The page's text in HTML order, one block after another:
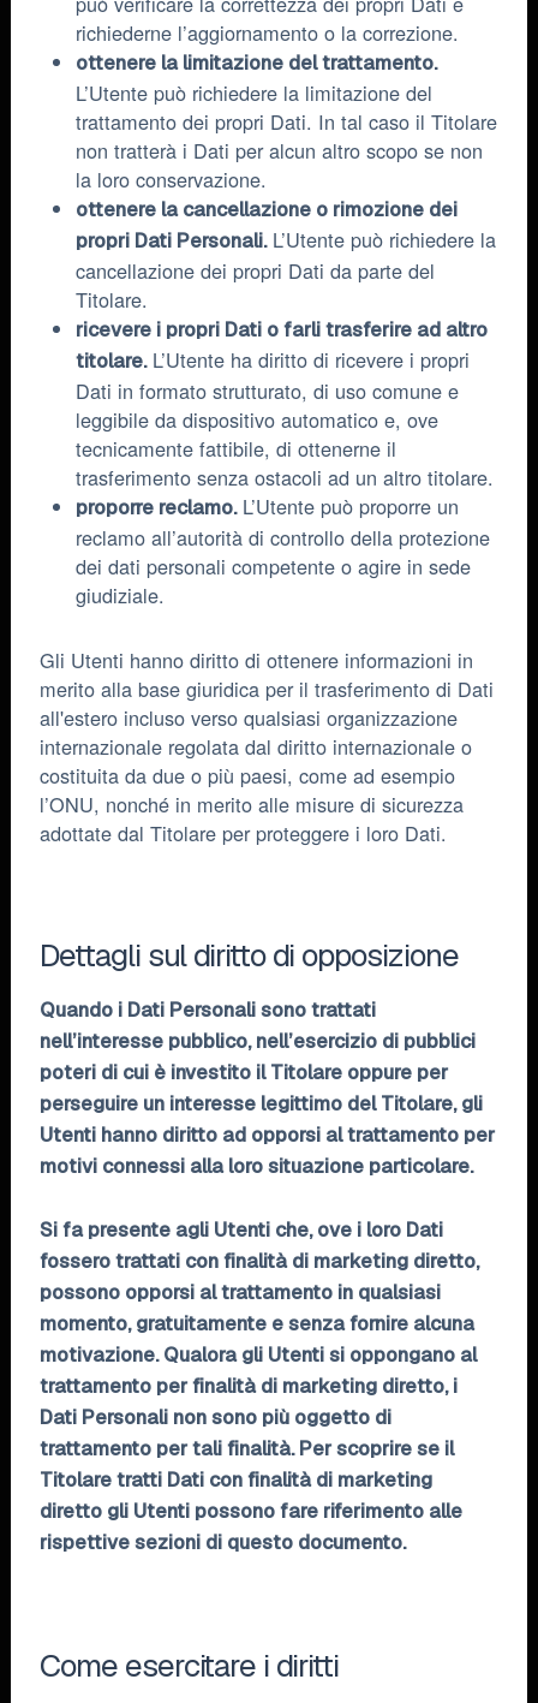
richiederne l’aggiornamento o la correzione.
ottenere la limitazione del trattamento.
L’Utente può richiedere la limitazione del
trattamento dei propri Dati. In tal caso il Titolare
non tratterà i Dati per alcun altro scopo se non
la loro conservazione.
ottenere la cancellazione o rimozione dei
propri Dati Personali.L’Utente può richiedere la
cancellazione dei propri Dati da parte del
Titolare.
ricevere i propri Dati o farli trasferire ad altro
titolare.L’Utente ha diritto di ricevere i propri
Dati in formato strutturato, di uso comune e
leggibile da dispositivo automatico e, ove
tecnicamente fattibile, di ottenerne il
trasferimento senza ostacoli ad un altro titolare.
proporre reclamo.L’Utente può proporre un
reclamo all’autorità di controllo della protezione
dei dati personali competente o agire in sede
giudiziale.
Gli Utenti hanno diritto di ottenere informazioni in
merito alla base giuridica per il trasferimento di Dati
all'estero incluso verso qualsiasi organizzazione
internazionale regolata dal diritto internazionale o
costituita da due o più paesi, come ad esempio
l’ONU, nonché in merito alle misure di sicurezza
adottate dal Titolare per proteggere i loro Dati.
Dettagli sul diritto di opposizione
Quando i Dati Personali sono trattati
nell’interesse pubblico, nell’esercizio di pubblici
poteri di cui è investito il Titolare oppure per
perseguire un interesse legittimo del Titolare, gli
Utenti hanno diritto ad opporsi al trattamento per
motivi connessi alla loro situazione particolare.
Si fa presente agli Utenti che, ove i loro Dati
fossero trattati con finalità di marketing diretto,
possono opporsi al trattamento in qualsiasi
momento, gratuitamente e senza fornire alcuna
motivazione. Qualora gli Utenti si oppongano al
trattamento per finalità di marketing diretto, i
Dati Personali non sono più oggetto di
trattamento per tali finalità. Per scoprire se il
Titolare tratti Dati con finalità di marketing
diretto gli Utenti possono fare riferimento alle
rispettive sezioni di questo documento.
Come esercitare i diritti